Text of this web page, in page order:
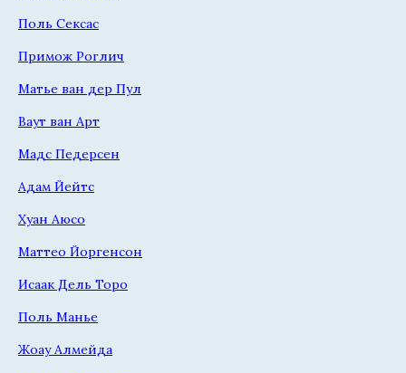
Поль Сексас
Примож Роглич
Матье ван дер Пул
Ваут ван Арт
Мадс Педерсен
Адам Йейтс
Хуан Аюсо
Маттео Йоргенсон
Исаак Дель Торо
Поль Манье
Жоау Алмейда